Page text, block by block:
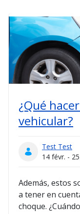
¿Qué
vehicular?
Test Test
14 févr. -
Además, estos
a tener en
choque.